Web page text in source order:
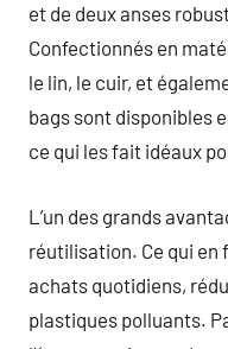
et de deux anses
Confectionnés en
le lin, le cuir, et
bags sont disponibles
ce qui les fait idéaux
L’un des grands
réutilisation. Ce qui en
achats quotidiens,
plastiques polluants.